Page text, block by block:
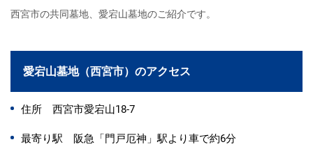
西宮市の共同墓地、愛宕山墓地のご紹介です。
愛宕山墓地（西宮市）のアクセス
住所 西宮市愛宕山18-7
最寄り駅 阪急「門戸厄神」駅より車で約6分